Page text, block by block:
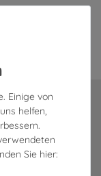
Einige von
helfen,
Sie hier: